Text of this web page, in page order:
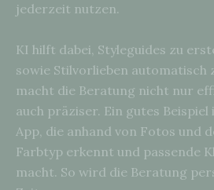
jederzeit nutzen.
KI hilft dabei, Styleguides zu
sowie Stilvorlieben automatisch
macht die Beratung nicht nur
auch präziser. Ein gutes
App, die anhand von Fotos und
Farbtyp erkennt und passende
macht. So wird die Beratung